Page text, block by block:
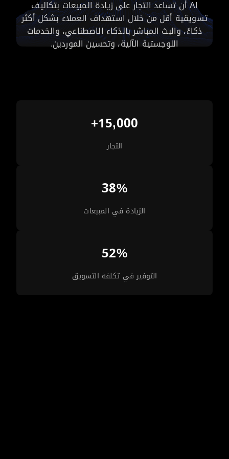
AI أن تساعد التجار على زيادة المبيعات بتكاليف
تسويقية أقل من خلال استهداف العملاء بشكل أكثر
ذكاءً، والبث المباشر بالذكاء الاصطناعي، والخدمات
اللوجستية الآلية، وتحسين الموردين.
15,000+
38%
الزيادة في المبيعات
52%
التوفير في تكلفة التسويق